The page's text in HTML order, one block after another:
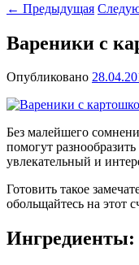
← Предыдущая
Вареники с
Опубликовано
Без малейшего
помогут
увлекательный и
Готовить такое
обольщайтесь на этот
Ингредиенты: